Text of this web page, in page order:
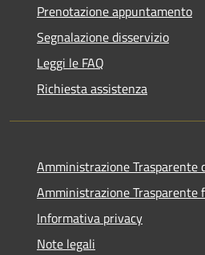
Prenotazione appuntamento
Segnalazione disservizio
Leggi le FAQ
Richiesta assistenza
Amministrazione
Amministrazione
Informativa privacy
Note legali